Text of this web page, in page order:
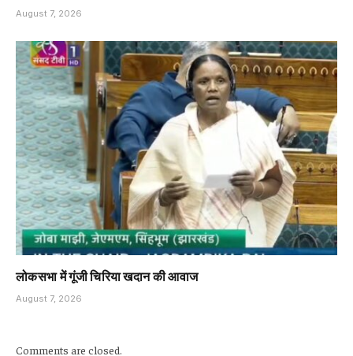
August 7, 2026
लोकसभा में गूंजी चिरिया खदान की आवाज
August 7, 2026
Comments are closed.